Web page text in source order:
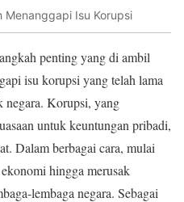
Menanggapi Isu Korupsi
penting yang di ambil
isu korupsi yang telah lama
negara. Korupsi, yang
untuk keuntungan pribadi,
Dalam berbagai cara, mulai
hingga merusak
lembaga negara. Sebagai